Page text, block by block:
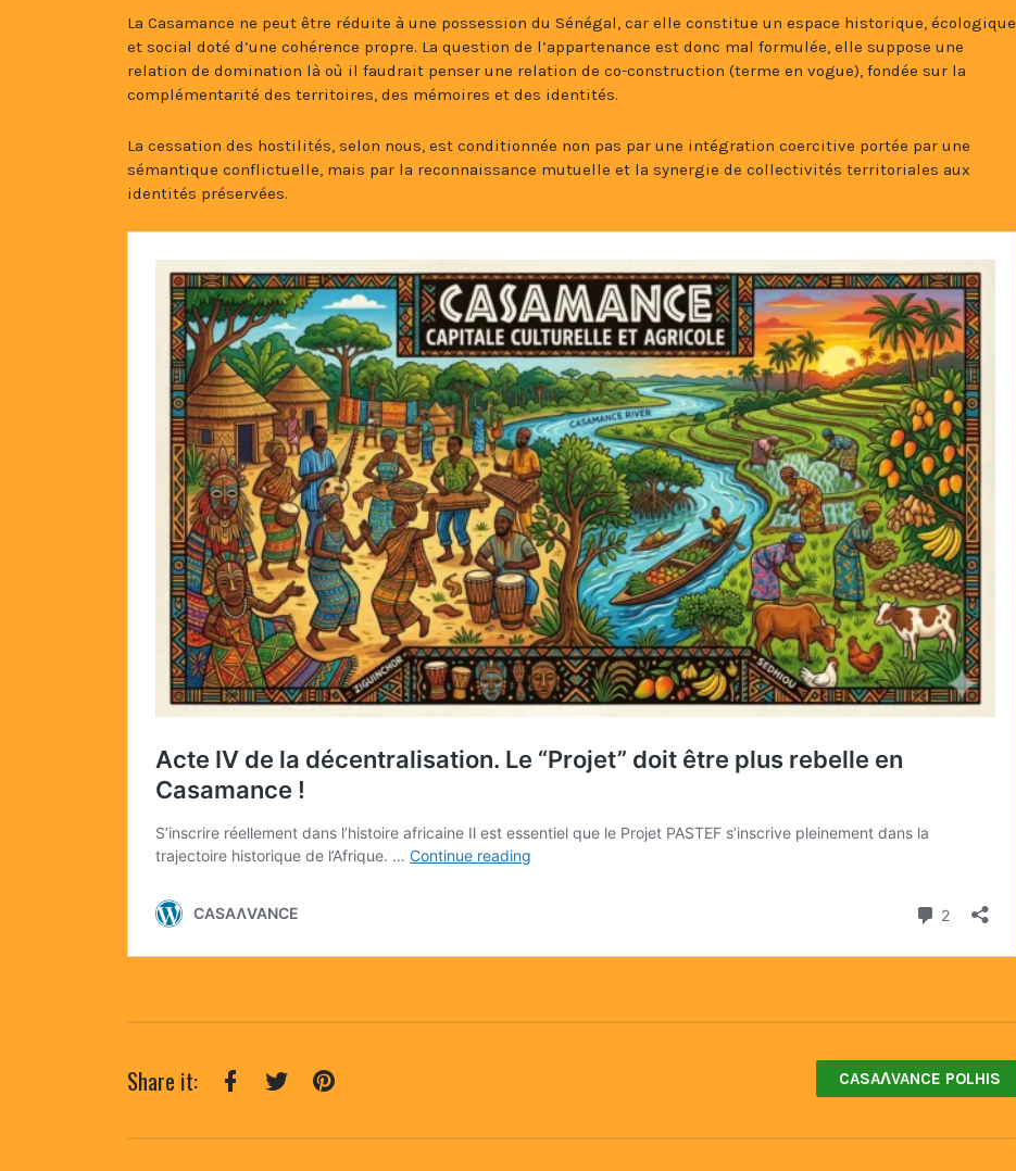
La Casamance ne peut être réduite à une possession du Sénégal, car elle constitue un espace historique, écologique
et social doté d’une cohérence propre. La question de l’appartenance est donc mal formulée, elle suppose une
relation de domination là où il faudrait penser une relation de co-construction (terme en vogue), fondée sur la
complémentarité des territoires, des mémoires et des identités.
La cessation des hostilités, selon nous, est conditionnée non pas par une intégration coercitive portée par une
sémantique conflictuelle, mais par la reconnaissance mutuelle et la synergie de collectivités territoriales aux
identités préservées.
Share it: CASAɅVANCE POLHIS